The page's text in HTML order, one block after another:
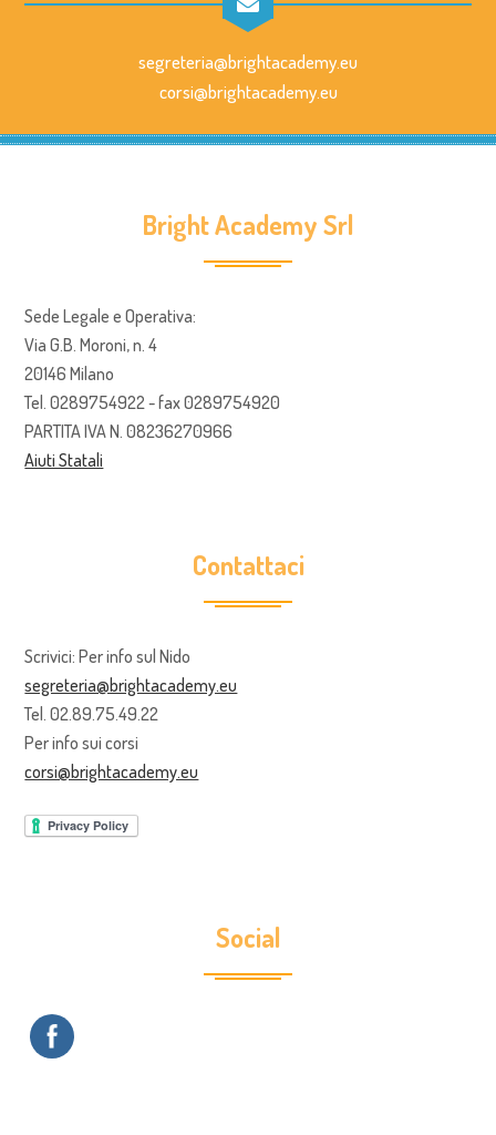
segreteria@brightacademy.eu
corsi@brightacademy.eu
Bright Academy Srl
Sede Legale e Operativa:
Via G.B. Moroni, n. 4
20146 Milano
Tel. 0289754922 - fax 0289754920
PARTITA IVA N. 08236270966
Aiuti Statali
Contattaci
Scrivici: Per info sul Nido
segreteria@brightacademy.eu
Tel. 02.89.75.49.22
Per info sui corsi
corsi@brightacademy.eu
Social